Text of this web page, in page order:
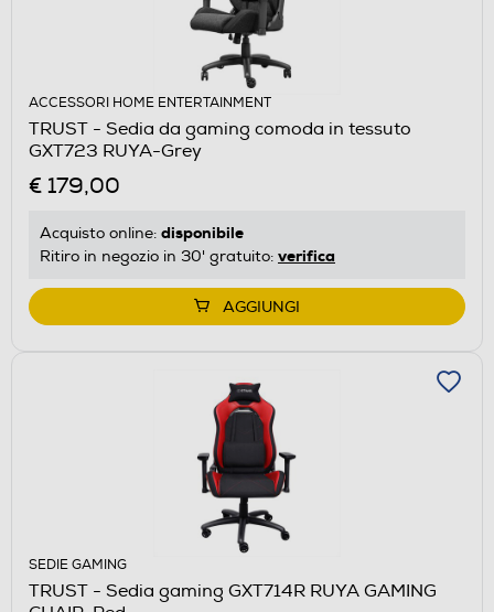
ACCESSORI HOME ENTERTAINMENT
TRUST - Sedia da gaming comoda in tessuto
GXT723 RUYA-Grey
€ 179,00
Acquisto online: disponibile
Ritiro in negozio in 30' gratuito: verifica
AGGIUNGI
SEDIE GAMING
TRUST - Sedia gaming GXT714R RUYA GAMING